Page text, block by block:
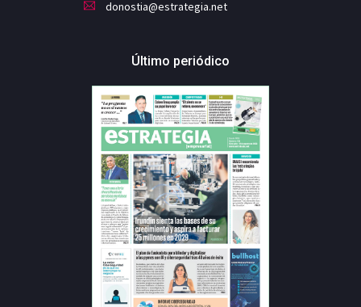
donostia@estrategia.net
Último periódico